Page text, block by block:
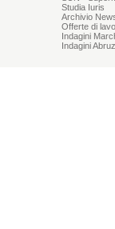
Studia Iuris
Archivio
Offerte di
Indagini
Indagini